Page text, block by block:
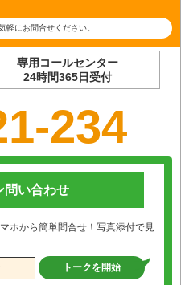
軽にお問合せください。
専用コールセンター
24時間365日受付
234
問い合わせ
ホから簡単問合せ！写真添付で見
トークを開始